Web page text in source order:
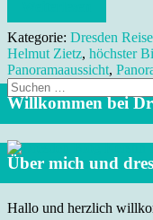
Kategorie: Dresden
Helmut Zietz, höchster
Panoramaaussicht,
Suche
nach:
Willkommen bei
Über mich und
Hallo und herzlich